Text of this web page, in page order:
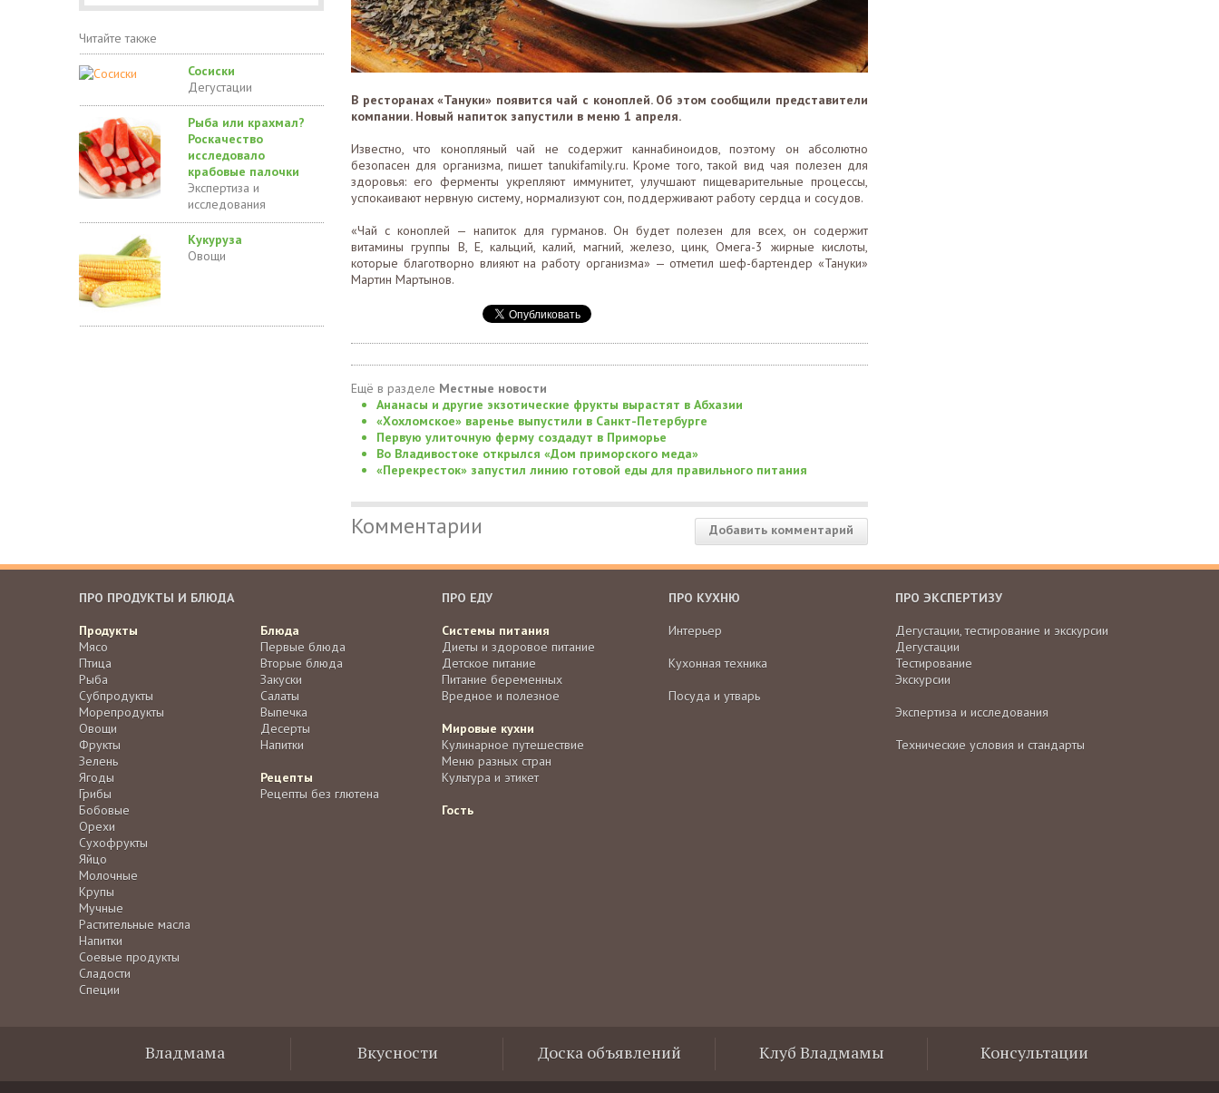
Читайте также
Сосиски
Дегустации
Рыба или крахмал?
Роскачество
исследовало
крабовые палочки
Экспертиза и
исследования
Кукуруза
Овощи
В ресторанах «Тануки» появится чай с коноплей. Об этом сообщили представители
компании. Новый напиток запустили в меню 1 апреля.
Известно, что конопляный чай не содержит каннабиноидов, поэтому он абсолютно
безопасен для организма, пишет tanukifamily.ru. Кроме того, такой вид чая полезен для
здоровья: его ферменты укрепляют иммунитет, улучшают пищеварительные процессы,
успокаивают нервную систему, нормализуют сон, поддерживают работу сердца и сосудов.
«Чай с коноплей — напиток для гурманов. Он будет полезен для всех, он содержит
витамины группы В, Е, кальций, калий, магний, железо, цинк, Омега-3 жирные кислоты,
которые благотворно влияют на работу организма» — отметил шеф-бартендер «Тануки»
Мартин Мартынов.
Ещё в разделе Местные новости
Ананасы и другие экзотические фрукты вырастят в Абхазии
«Хохломское» варенье выпустили в Санкт-Петербурге
Первую улиточную ферму создадут в Приморье
Во Владивостоке открылся «Дом приморского меда»
«Перекресток» запустил линию готовой еды для правильного питания
Добавить комментарий
Комментарии
ПРО ПРОДУКТЫ И БЛЮДА
Продукты
Мясо
Птица
Рыба
Субпродукты
Морепродукты
Овощи
Фрукты
Зелень
Ягоды
Грибы
Бобовые
Орехи
Сухофрукты
Яйцо
Молочные
Крупы
Мучные
Растительные масла
Напитки
Соевые продукты
Сладости
Специи
Блюда
Первые блюда
Вторые блюда
Закуски
Салаты
Выпечка
Десерты
Напитки
Рецепты
Рецепты без глютена
ПРО ЕДУ
Системы питания
Диеты и здоровое питание
Детское питание
Питание беременных
Вредное и полезное
Мировые кухни
Кулинарное путешествие
Меню разных стран
Культура и этикет
Гость
ПРО КУХНЮ
Интерьер
Кухонная техника
Посуда и утварь
ПРО ЭКСПЕРТИЗУ
Дегустации, тестирование и экскурсии
Дегустации
Тестирование
Экскурсии
Экспертиза и исследования
Технические условия и стандарты
Владмама Вкусности Доска объявлений Клуб Владмамы Консультации